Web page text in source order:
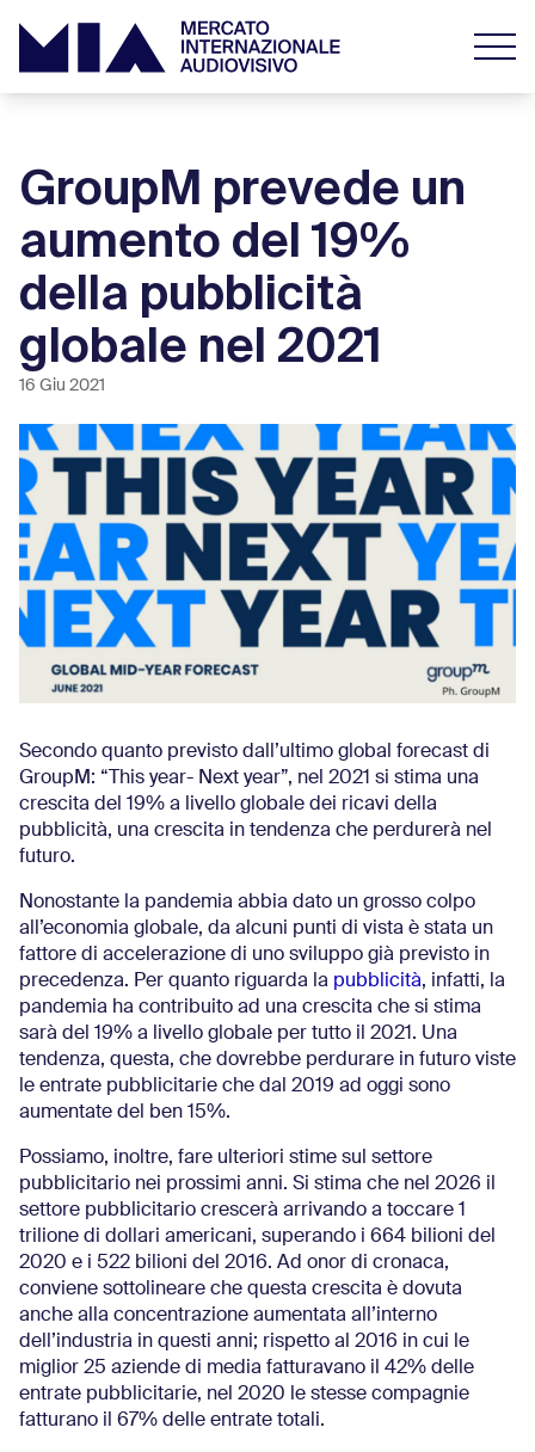
GroupM prevede un
aumento del 19%
della pubblicità
globale nel 2021
16 Giu 2021
Secondo quanto previsto dall’ultimo global forecast di
GroupM: “This year- Next year”, nel 2021 si stima una
crescita del 19% a livello globale dei ricavi della
pubblicità, una crescita in tendenza che perdurerà nel
futuro.
Nonostante la pandemia abbia dato un grosso colpo
all’economia globale, da alcuni punti di vista è stata un
fattore di accelerazione di uno sviluppo già previsto in
precedenza. Per quanto riguarda la pubblicità, infatti, la
pandemia ha contribuito ad una crescita che si stima
sarà del 19% a livello globale per tutto il 2021. Una
tendenza, questa, che dovrebbe perdurare in futuro viste
le entrate pubblicitarie che dal 2019 ad oggi sono
aumentate del ben 15%.
Possiamo, inoltre, fare ulteriori stime sul settore
pubblicitario nei prossimi anni. Si stima che nel 2026 il
settore pubblicitario crescerà arrivando a toccare 1
trilione di dollari americani, superando i 664 bilioni del
2020 e i 522 bilioni del 2016. Ad onor di cronaca,
conviene sottolineare che questa crescita è dovuta
anche alla concentrazione aumentata all’interno
dell’industria in questi anni; rispetto al 2016 in cui le
miglior 25 aziende di media fatturavano il 42% delle
entrate pubblicitarie, nel 2020 le stesse compagnie
fatturano il 67% delle entrate totali.